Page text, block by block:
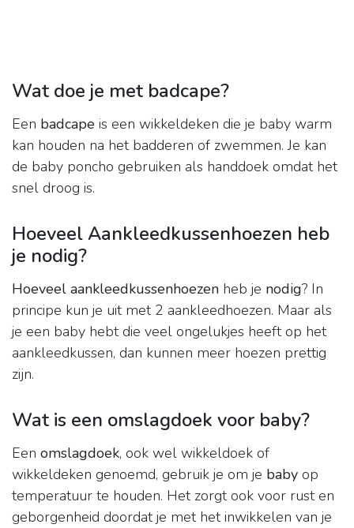
Wat doe je met badcape?
Een badcape is een wikkeldeken die je baby warm
kan houden na het badderen of zwemmen. Je kan
de baby poncho gebruiken als handdoek omdat het
snel droog is.
Hoeveel Aankleedkussenhoezen heb
je nodig?
Hoeveel aankleedkussenhoezen heb je nodig? In
principe kun je uit met 2 aankleedhoezen. Maar als
je een baby hebt die veel ongelukjes heeft op het
aankleedkussen, dan kunnen meer hoezen prettig
zijn.
Wat is een omslagdoek voor baby?
Een omslagdoek, ook wel wikkeldoek of
wikkeldeken genoemd, gebruik je om je baby op
temperatuur te houden. Het zorgt ook voor rust en
geborgenheid doordat je met het inwikkelen van je